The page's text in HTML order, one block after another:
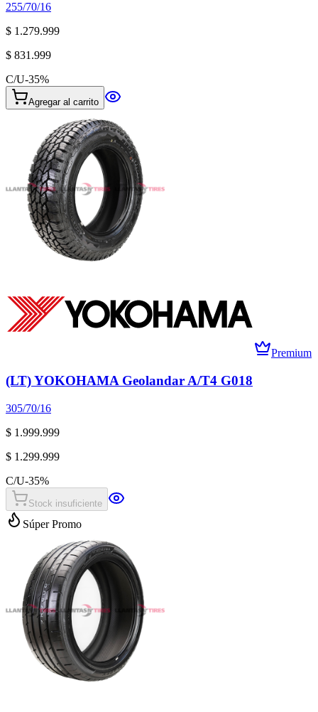
255/70/16
$ 1.279.999
$ 831.999
C/U-35%
Agregar al carrito
Premium
(LT) YOKOHAMA Geolandar A/T4 G018
305/70/16
$ 1.999.999
$ 1.299.999
C/U-35%
Stock insuficiente
Súper Promo